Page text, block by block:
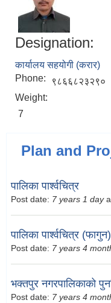
Designation:
कार्यालय सहयोगी (करार)
Phone:
९८६६८२३२९०
Weight:
7
Plan and
पालिका पार्श्वचित्र
Post date: 7 years 1 day
पालिका पार्श्वचित्र (फागुन)
Post date: 7 years 4
भक्तपुर नगरपालिकाको
Post date: 7 years 4